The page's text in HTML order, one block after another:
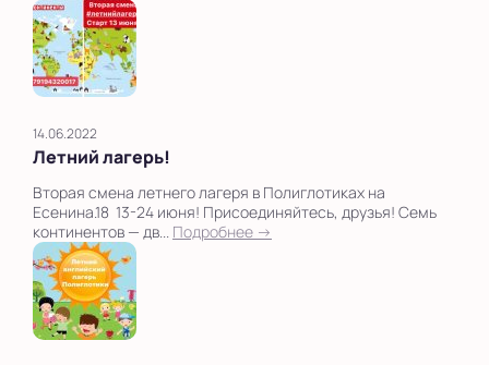
14.06.2022
Летний лагерь!
Вторая смена летнего лагеря в Полиглотиках на
Есенина.18 13-24 июня! Присоединяйтесь, друзья! Семь
континентов — дв... Подробнее →